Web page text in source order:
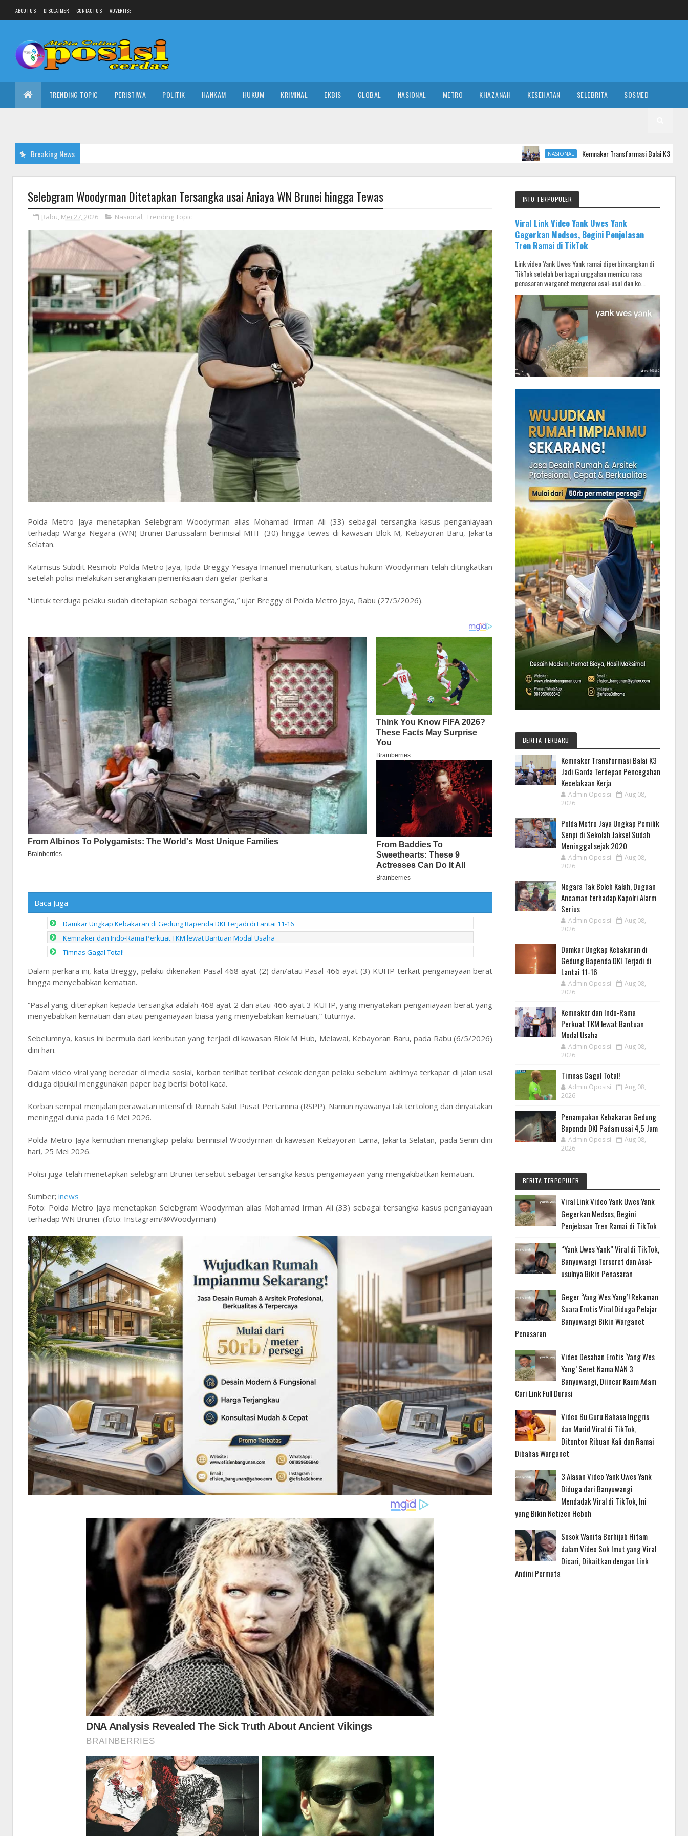
ABOUT US DISCLAIMER CONTACT US ADVERTISE
TRENDING TOPIC PERISTIWA POLITIK HANKAM HUKUM KRIMINAL EKBIS GLOBAL NASIONAL METRO KHAZANAH KESEHATAN SELEBRITA SOSMED
Breaking News NASIONAL Kemnaker Transformasi Balai K3 Jadi Garda Terdepan
Selebgram Woodyrman Ditetapkan Tersangka usai Aniaya WN Brunei hingga Tewas
Rabu, Mei 27, 2026 Nasional, Trending Topic
Polda Metro Jaya menetapkan Selebgram Woodyrman alias Mohamad Irman Ali (33) sebagai tersangka kasus penganiayaan
terhadap Warga Negara (WN) Brunei Darussalam berinisial MHF (30) hingga tewas di kawasan Blok M, Kebayoran Baru, Jakarta
Selatan.
Katimsus Subdit Resmob Polda Metro Jaya, Ipda Breggy Yesaya Imanuel menuturkan, status hukum Woodyrman telah ditingkatkan
setelah polisi melakukan serangkaian pemeriksaan dan gelar perkara.
“Untuk terduga pelaku sudah ditetapkan sebagai tersangka,” ujar Breggy di Polda Metro Jaya, Rabu (27/5/2026).
Baca Juga
Damkar Ungkap Kebakaran di Gedung Bapenda DKI Terjadi di Lantai 11-16
Kemnaker dan Indo-Rama Perkuat TKM lewat Bantuan Modal Usaha
Timnas Gagal Total!
Dalam perkara ini, kata Breggy, pelaku dikenakan Pasal 468 ayat (2) dan/atau Pasal 466 ayat (3) KUHP terkait penganiayaan berat
hingga menyebabkan kematian.
“Pasal yang diterapkan kepada tersangka adalah 468 ayat 2 dan atau 466 ayat 3 KUHP, yang menyatakan penganiayaan berat yang
menyebabkan kematian dan atau penganiayaan biasa yang menyebabkan kematian,” tuturnya.
Sebelumnya, kasus ini bermula dari keributan yang terjadi di kawasan Blok M Hub, Melawai, Kebayoran Baru, pada Rabu (6/5/2026)
dini hari.
Dalam video viral yang beredar di media sosial, korban terlihat terlibat cekcok dengan pelaku sebelum akhirnya terkapar di jalan usai
diduga dipukul menggunakan paper bag berisi botol kaca.
Korban sempat menjalani perawatan intensif di Rumah Sakit Pusat Pertamina (RSPP). Namun nyawanya tak tertolong dan dinyatakan
meninggal dunia pada 16 Mei 2026.
Polda Metro Jaya kemudian menangkap pelaku berinisial Woodyrman di kawasan Kebayoran Lama, Jakarta Selatan, pada Senin dini
hari, 25 Mei 2026.
Polisi juga telah menetapkan selebgram Brunei tersebut sebagai tersangka kasus penganiayaan yang mengakibatkan kematian.
Sumber; inews
Foto: Polda Metro Jaya menetapkan Selebgram Woodyrman alias Mohamad Irman Ali (33) sebagai tersangka kasus penganiayaan
terhadap WN Brunei. (foto: Instagram/@Woodyrman)
INFO TERPOPULER
Viral Link Video Yank Uwes Yank
Gegerkan Medsos, Begini Penjelasan
Tren Ramai di TikTok
Link video Yank Uwes Yank ramai diperbincangkan di
TikTok setelah berbagai unggahan memicu rasa
penasaran warganet mengenai asal-usul dan ko...
BERITA TERBARU
Kemnaker Transformasi Balai K3
Jadi Garda Terdepan Pencegahan
Kecelakaan Kerja
Admin Oposisi
Aug 08,
2026
Polda Metro Jaya Ungkap Pemilik
Senpi di Sekolah Jaksel Sudah
Meninggal sejak 2020
Admin Oposisi
Aug 08,
2026
Negara Tak Boleh Kalah, Dugaan
Ancaman terhadap Kapolri Alarm
Serius
Admin Oposisi
Aug 08,
2026
Damkar Ungkap Kebakaran di
Gedung Bapenda DKI Terjadi di
Lantai 11-16
Admin Oposisi
Aug 08,
2026
Kemnaker dan Indo-Rama
Perkuat TKM lewat Bantuan
Modal Usaha
Admin Oposisi
Aug 08,
2026
Timnas Gagal Total!
Admin Oposisi
Aug 08,
2026
Penampakan Kebakaran Gedung
Bapenda DKI Padam usai 4,5 Jam
Admin Oposisi
Aug 08,
2026
BERITA TERPOPULER
Viral Link Video Yank Uwes Yank
Gegerkan Medsos, Begini
Penjelasan Tren Ramai di TikTok
“Yank Uwes Yank” Viral di TikTok,
Banyuwangi Terseret dan Asal-
usulnya Bikin Penasaran
Geger ‘Yang Wes Yang’! Rekaman
Suara Erotis Viral Diduga Pelajar
Banyuwangi Bikin Warganet
Penasaran
Video Desahan Erotis ‘Yang Wes
Yang’ Seret Nama MAN 3
Banyuwangi, Diincar Kaum Adam
Cari Link Full Durasi
Video Bu Guru Bahasa Inggris
dan Murid Viral di TikTok,
Ditonton Ribuan Kali dan Ramai
Dibahas Warganet
3 Alasan Video Yank Uwes Yank
Diduga dari Banyuwangi
Mendadak Viral di TikTok, Ini
yang Bikin Netizen Heboh
Sosok Wanita Berhijab Hitam
dalam Video Sok Imut yang Viral
Dicari, Dikaitkan dengan Link
Andini Permata